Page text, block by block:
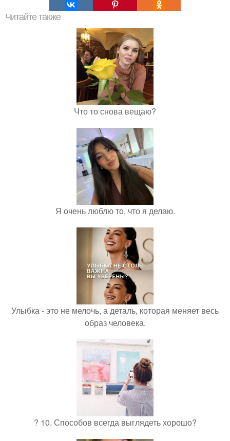
Читайте также
Что то снова вещаю?
Я очень люблю то, что я делаю.
Улыбка - это не мелочь, а деталь, которая меняет весь
образ человека.
? 10. Способов всегда выглядеть хорошо?